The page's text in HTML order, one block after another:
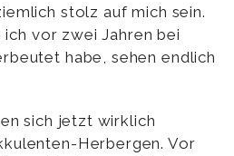
stolz auf mich sein.
vor zwei Jahren bei
habe, sehen endlich
sich jetzt wirklich
Herbergen. Vor